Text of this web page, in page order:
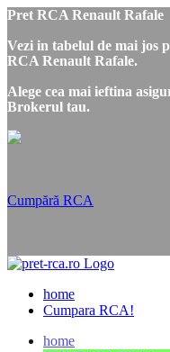
Pret RCA Renault Rafale
Vezi in tabelul de mai jos
RCA Renault Rafale.
Alege cea mai ieftina
Brokerul tau.
Cumpără RCA
home
Cumpara RCA!
home